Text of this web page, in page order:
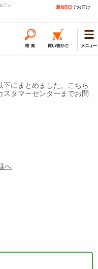
アメ
最短5日 でお届け
にまとめました。こちら
タマーセンターまでお問
へ